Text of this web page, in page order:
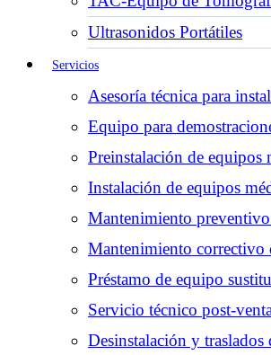
Ultrasonidos Portátiles
Servicios
Asesoría técnica para
Equipo para
Preinstalación de equipos
Instalación de equipos
Mantenimiento
Mantenimiento correctivo
Préstamo de equipo
Servicio técnico post-
Desinstalación y traslados